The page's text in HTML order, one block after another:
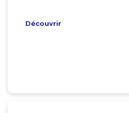
Découvrir